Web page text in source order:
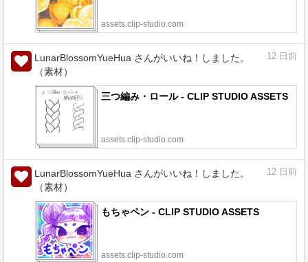
assets.clip-studio.com
LunarBlossomYueHua さんがいいね！しました。
（素材）
12 日前
三つ編み・ロール - CLIP STUDIO ASSETS
assets.clip-studio.com
LunarBlossomYueHua さんがいいね！しました。
（素材）
12 日前
もちゃペン - CLIP STUDIO ASSETS
assets.clip-studio.com